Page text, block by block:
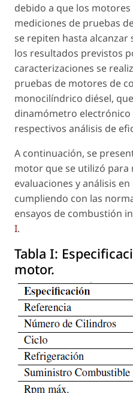
debido a que los
mediciones de pruebas
se repiten hasta
los resultados previstos
caracterizaciones se
pruebas de motores de
monocilíndrico diésel,
dinamómetro electrónico
respectivos análisis de
A continuación, se
motor que se utilizó para
evaluaciones y análisis
cumpliendo con las
ensayos de combustión
I.
Tabla I:
motor.